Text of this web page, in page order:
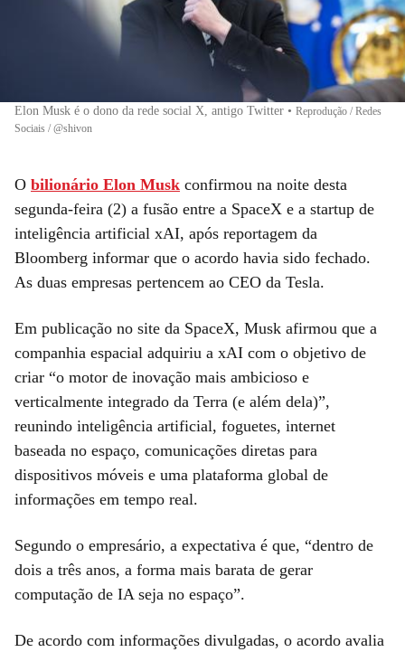
Elon Musk é o dono da rede social X, antigo Twitter • Reprodução / Redes
Sociais / @shivon
O bilionário Elon Musk confirmou na noite desta
segunda-feira (2) a fusão entre a SpaceX e a startup de
inteligência artificial xAI, após reportagem da
Bloomberg informar que o acordo havia sido fechado.
As duas empresas pertencem ao CEO da Tesla.
Em publicação no site da SpaceX, Musk afirmou que a
companhia espacial adquiriu a xAI com o objetivo de
criar “o motor de inovação mais ambicioso e
verticalmente integrado da Terra (e além dela)”,
reunindo inteligência artificial, foguetes, internet
baseada no espaço, comunicações diretas para
dispositivos móveis e uma plataforma global de
informações em tempo real.
Segundo o empresário, a expectativa é que, “dentro de
dois a três anos, a forma mais barata de gerar
computação de IA seja no espaço”.
De acordo com informações divulgadas, o acordo avalia